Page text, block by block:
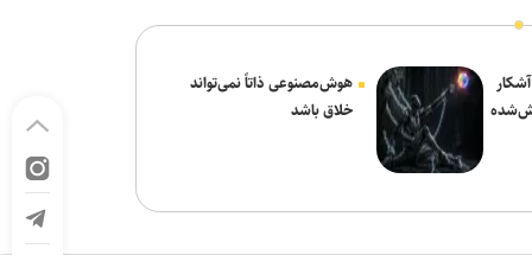
هوش‌مصنوعی ذاتاً نمی‌تواند
خلاق باشد